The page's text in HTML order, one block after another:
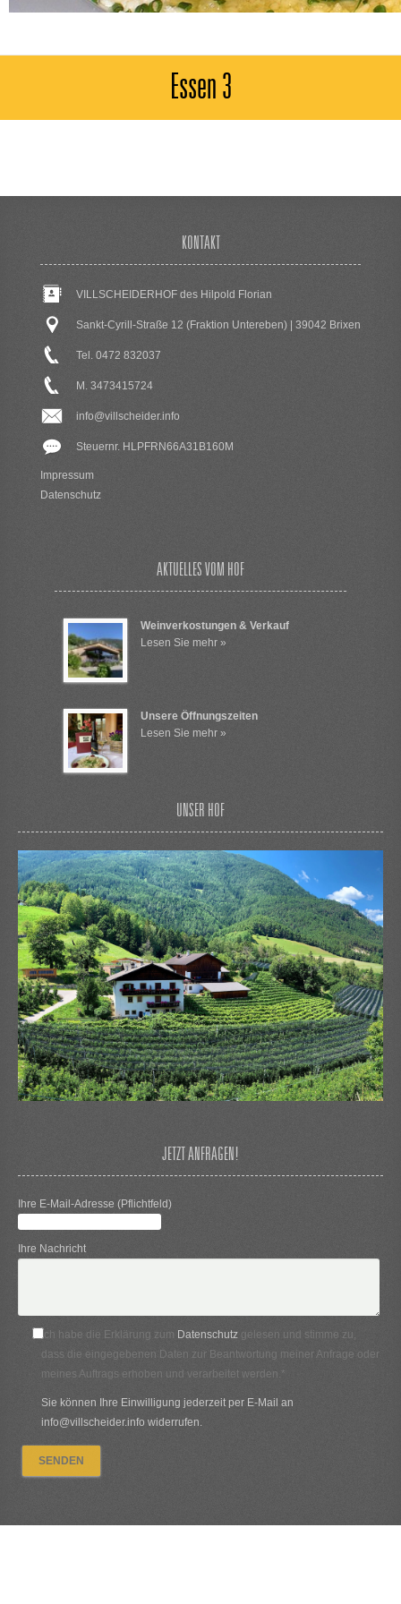
Essen 3
KONTAKT
VILLSCHEIDERHOF des Hilpold Florian
Sankt-Cyrill-Straße 12 (Fraktion Untereben) | 39042 Brixen
Tel. 0472 832037
M. 3473415724
info@villscheider.info
Steuernr. HLPFRN66A31B160M
Impressum
Datenschutz
AKTUELLES VOM HOF
Weinverkostungen & Verkauf
Lesen Sie mehr »
Unsere Öffnungszeiten
Lesen Sie mehr »
UNSER HOF
JETZT ANFRAGEN!
Ihre E-Mail-Adresse (Pflichtfeld)
Ihre Nachricht
Ich habe die Erklärung zum Datenschutz gelesen und stimme zu,
dass die eingegebenen Daten zur Beantwortung meiner Anfrage oder
meines Auftrags erhoben und verarbeitet werden.*
Sie können Ihre Einwilligung jederzeit per E-Mail an
info@villscheider.info widerrufen.